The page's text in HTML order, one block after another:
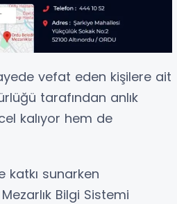
vefat eden kişilere ait
tarafından anlık
kalıyor hem de
katkı sunarken
Bilgi Sistemi